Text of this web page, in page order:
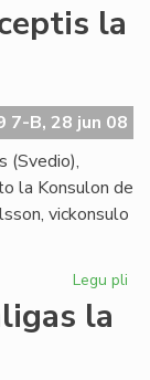
la
7-B, 28 jun 08
(Svedio),
la Konsulon de
vickonsulo
Legu pli
la